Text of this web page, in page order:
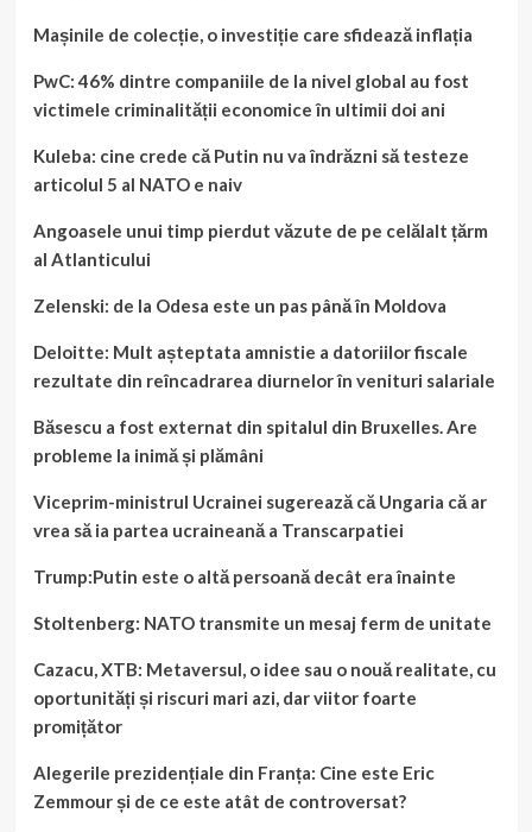
Mașinile de colecție, o investiție care sfidează inflația
PwC: 46% dintre companiile de la nivel global au fost
victimele criminalității economice în ultimii doi ani
Kuleba: cine crede că Putin nu va îndrăzni să testeze
articolul 5 al NATO e naiv
Angoasele unui timp pierdut văzute de pe celălalt țărm
al Atlanticului
Zelenski: de la Odesa este un pas până în Moldova
Deloitte: Mult așteptata amnistie a datoriilor fiscale
rezultate din reîncadrarea diurnelor în venituri salariale
Băsescu a fost externat din spitalul din Bruxelles. Are
probleme la inimă și plămâni
Viceprim-ministrul Ucrainei sugerează că Ungaria că ar
vrea să ia partea ucraineană a Transcarpatiei
Trump:Putin este o altă persoană decât era înainte
Stoltenberg: NATO transmite un mesaj ferm de unitate
Cazacu, XTB: Metaversul, o idee sau o nouă realitate, cu
oportunități și riscuri mari azi, dar viitor foarte
promițător
Alegerile prezidențiale din Franța: Cine este Eric
Zemmour și de ce este atât de controversat?